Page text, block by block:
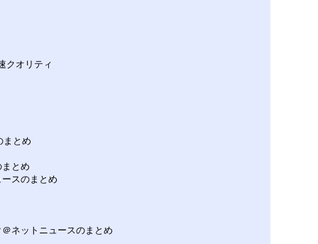
クオリティ
まとめ
とめ
スのまとめ
ネットニュースのまとめ